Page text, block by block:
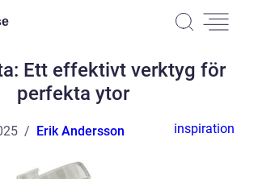
Ett effektivt verktyg för
perfekta ytor
Erik Andersson inspiration